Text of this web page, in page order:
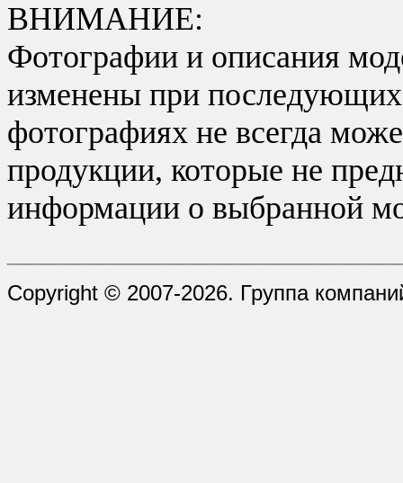
ВНИМАНИЕ:
Фотографии и описания
изменены при последующих
фотографиях не всегда
продукции, которые не
информации о выбранной
Copyright © 2007-2026. Группа